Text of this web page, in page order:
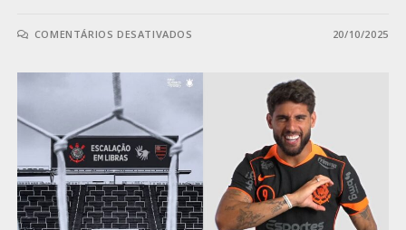
COMENTÁRIOS DESATIVADOS 20/10/2025